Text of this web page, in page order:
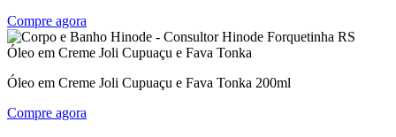
Compre agora
Óleo em Creme Joli Cupuaçu e Fava Tonka
Óleo em Creme Joli Cupuaçu e Fava Tonka 200ml
Compre agora